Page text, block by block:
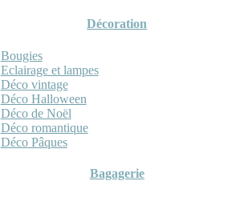
Décoration
Bougies
Eclairage et lampes
Déco vintage
Déco Halloween
Déco de Noël
Déco romantique
Déco Pâques
Bagagerie